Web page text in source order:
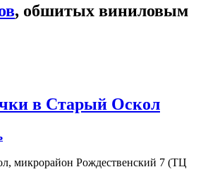
, обшитых виниловым
в Старый Оскол
, микрорайон Рождественский 7 (ТЦ